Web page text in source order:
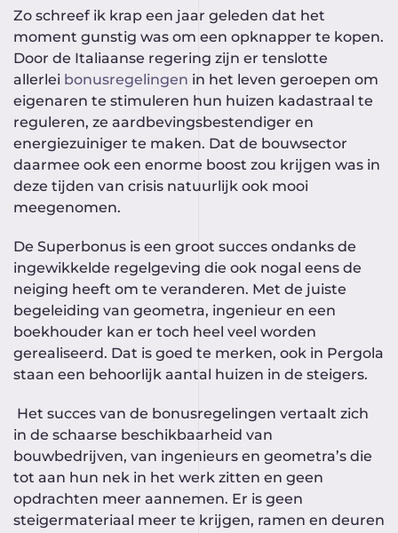
Zo schreef ik krap een jaar geleden dat het
moment gunstig was om een opknapper te kopen.
Door de Italiaanse regering zijn er tenslotte
allerlei bonusregelingen in het leven geroepen om
eigenaren te stimuleren hun huizen kadastraal te
reguleren, ze aardbevingsbestendiger en
energiezuiniger te maken. Dat de bouwsector
daarmee ook een enorme boost zou krijgen was in
deze tijden van crisis natuurlijk ook mooi
meegenomen.
De Superbonus is een groot succes ondanks de
ingewikkelde regelgeving die ook nogal eens de
neiging heeft om te veranderen. Met de juiste
begeleiding van geometra, ingenieur en een
boekhouder kan er toch heel veel worden
gerealiseerd. Dat is goed te merken, ook in Pergola
staan een behoorlijk aantal huizen in de steigers.
Het succes van de bonusregelingen vertaalt zich
in de schaarse beschikbaarheid van
bouwbedrijven, van ingenieurs en geometra’s die
tot aan hun nek in het werk zitten en geen
opdrachten meer aannemen. Er is geen
steigermateriaal meer te krijgen, ramen en deuren